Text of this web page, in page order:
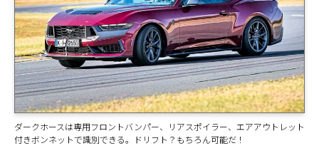
ダークホースは専用フロントバンパー、リアスポイラー、エアアウトレット
付きボンネットで識別できる。ドリフト？もちろん可能だ！